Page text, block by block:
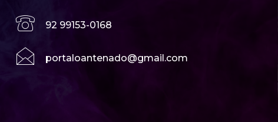
92 99153-0168
portaloantenado@gmail.com